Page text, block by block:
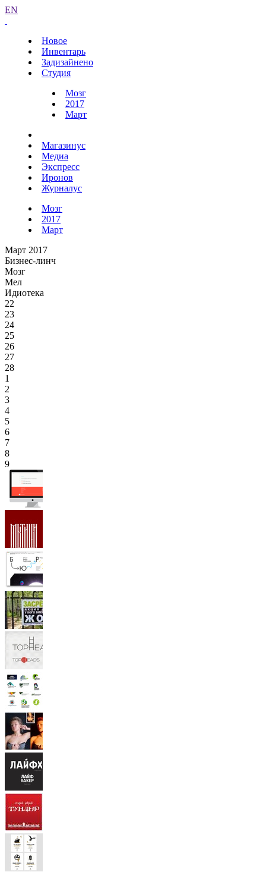
EN
Новое
Инвентарь
Задизайнено
Студия
Мозг
2017
Март
Магазинус
Медиа
Экспресс
Иронов
Журналус
Мозг
2017
Март
Март 2017
Бизнес-линч
Мозг
Мел
Идиотека
22
23
24
25
26
27
28
1
2
3
4
5
6
7
8
9